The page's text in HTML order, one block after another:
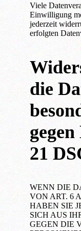
Viele
Einwilligung
jederzeit
erfolgten
die
21
WENN DIE
VON ART. 6
HABEN SIE
SICH AUS
GEGEN DIE